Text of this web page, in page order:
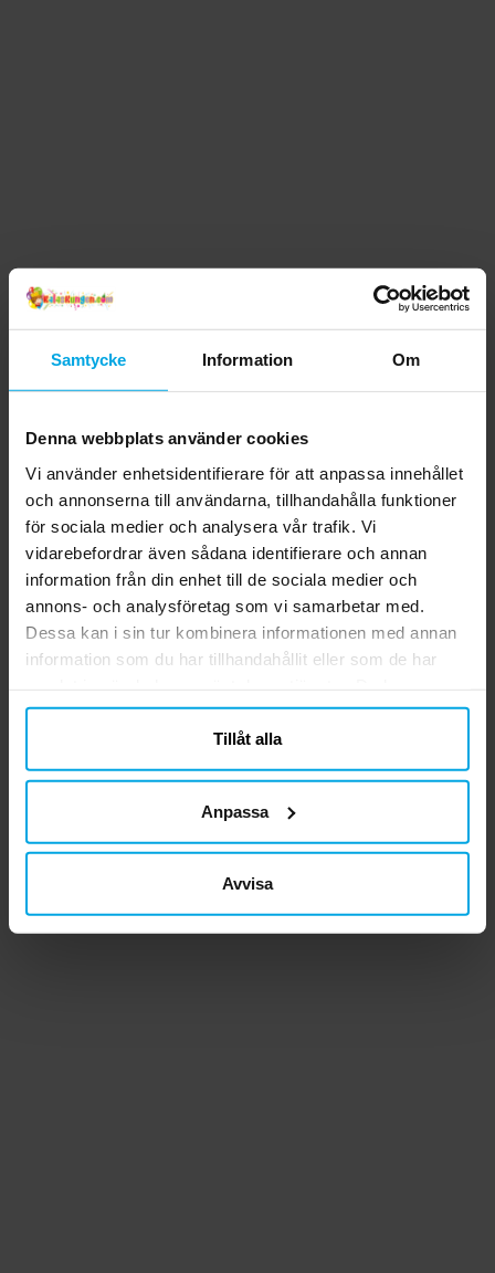
Samtycke Information Om
Denna webbplats använder cookies
Vi använder enhetsidentifierare för att anpassa innehållet
och annonserna till användarna, tillhandahålla funktioner
för sociala medier och analysera vår trafik. Vi
vidarebefordrar även sådana identifierare och annan
information från din enhet till de sociala medier och
annons- och analysföretag som vi samarbetar med.
Dessa kan i sin tur kombinera informationen med annan
information som du har tillhandahållit eller som de har
närsomhelst ändra ditt samtycke.
Tillåt alla
Anpassa
Avvisa